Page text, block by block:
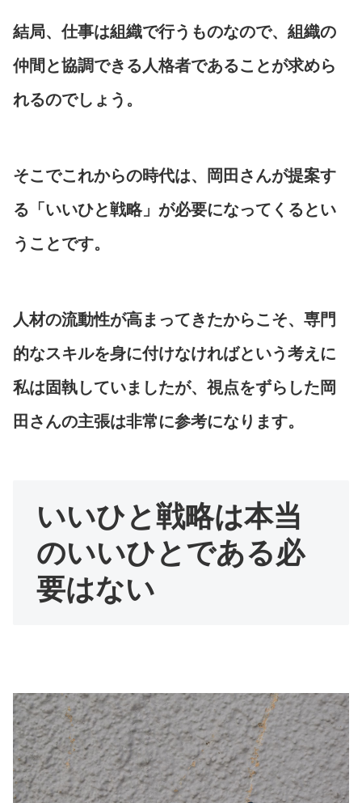
結局、仕事は組織で行うものなので、組織の
仲間と協調できる人格者であることが求めら
れるのでしょう。
そこでこれからの時代は、岡田さんが提案す
る「いいひと戦略」が必要になってくるとい
うことです。
人材の流動性が高まってきたからこそ、専門
的なスキルを身に付けなければという考えに
私は固執していましたが、視点をずらした岡
田さんの主張は非常に参考になります。
いいひと戦略は本当
のいいひとである必
要はない